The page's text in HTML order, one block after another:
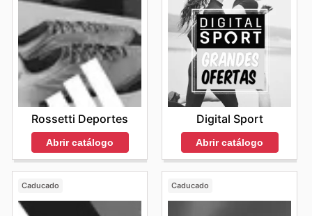
Rossetti Deportes
Abrir catálogo
Digital Sport
Abrir catálogo
Caducado Caducado